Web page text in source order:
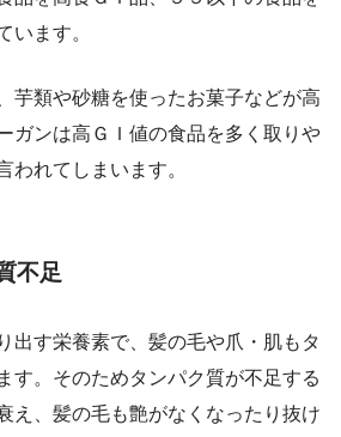
います。
芋類や砂糖を使ったお菓子などが高
ガンは高ＧＩ値の食品を多く取りや
われてしまいます。
不足
出す栄養素で、髪の毛や爪・肌もタ
す。そのためタンパク質が不足する
え、髪の毛も艶がなくなったり抜け